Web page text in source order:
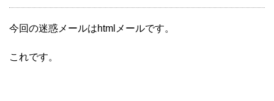
今回の迷惑メールはhtmlメールです。
これです。